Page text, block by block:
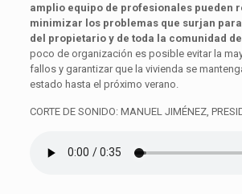
amplio equipo de profesionales pueden
minimizar los problemas que surjan
del propietario y de toda la comunidad
poco de organización es posible evitar la
fallos y garantizar que la vivienda se
estado hasta el próximo verano.
CORTE DE SONIDO: MANUEL JIMÉNEZ,